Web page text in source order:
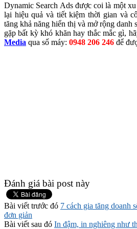
Dynamic Search Ads được coi là một
lại hiệu quả và tiết kiệm thời gian và
tăng khả năng hiển thị và mở rộng danh
gặp bất kỳ khó khăn hay thắc mắc gì,
Media qua số máy: 0948 206 246 để
Đánh giá bài post này
Bài viết trước đó 7 cách gia tăng doanh
đơn giản
Bài viết sau đó In đậm, in nghiêng như